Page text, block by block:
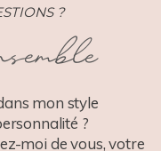
?
mon style
?
moi de vous, votre